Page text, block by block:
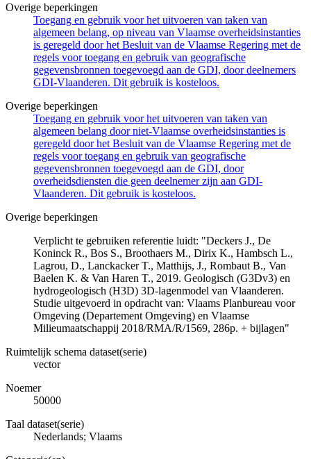
Overige beperkingen
Toegang en gebruik voor het uitvoeren van taken van
algemeen belang, op niveau van Vlaamse overheidsinstanties
is geregeld door het Besluit van de Vlaamse Regering met de
regels voor toegang en gebruik van geografische
gegevensbronnen toegevoegd aan de GDI, door deelnemers
GDI-Vlaanderen. Dit gebruik is kosteloos.
Overige beperkingen
Toegang en gebruik voor het uitvoeren van taken van
algemeen belang door niet-Vlaamse overheidsinstanties is
geregeld door het Besluit van de Vlaamse Regering met de
regels voor toegang en gebruik van geografische
gegevensbronnen toegevoegd aan de GDI, door
overheidsdiensten die geen deelnemer zijn aan GDI-
Vlaanderen. Dit gebruik is kosteloos.
Overige beperkingen
Verplicht te gebruiken referentie luidt: "Deckers J., De
Koninck R., Bos S., Broothaers M., Dirix K., Hambsch L.,
Lagrou, D., Lanckacker T., Matthijs, J., Rombaut B., Van
Baelen K. & Van Haren T., 2019. Geologisch (G3Dv3) en
hydrogeologisch (H3D) 3D-lagenmodel van Vlaanderen.
Studie uitgevoerd in opdracht van: Vlaams Planbureau voor
Omgeving (Departement Omgeving) en Vlaamse
Milieumaatschappij 2018/RMA/R/1569, 286p. + bijlagen"
Ruimtelijk schema dataset(serie)
vector
Noemer
50000
Taal dataset(serie)
Nederlands; Vlaams